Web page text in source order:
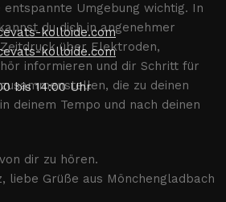
entspannte Umgebung wichtig. In
du dich in angenehmer
über Elektroden,
informieren und dir Schritt für
die zu deinen
deinem Tempo und nach deinen
dir zu hören.
Grüße aus Mönchengladbach
kolloide.com
kolloide.com
bis 14:00 Uhr